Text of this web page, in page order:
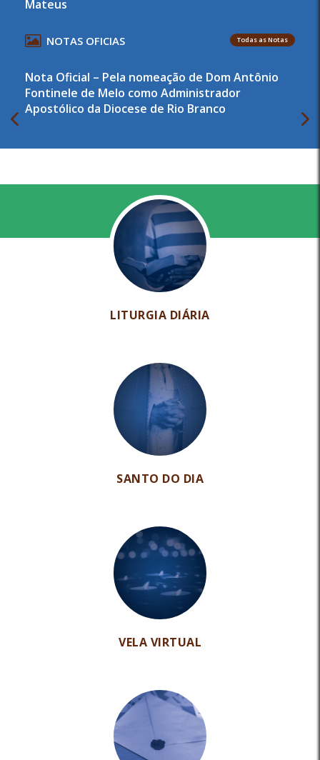
Mateus
NOTAS OFICIAS Todas as Notas
Nota Oficial – Pela nomeação de Dom Antônio
Fontinele de Melo como Administrador
Apostólico da Diocese de Rio Branco
LITURGIA DIÁRIA
SANTO DO DIA
VELA VIRTUAL